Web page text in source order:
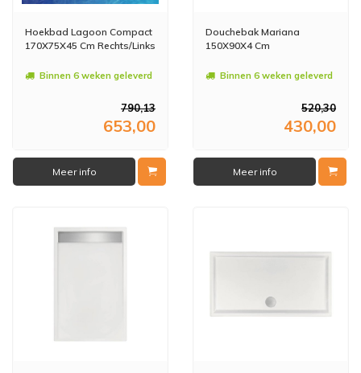
Hoekbad Lagoon Compact
170X75X45 Cm Rechts/Links
Binnen 6 weken geleverd
790,13
653,00
Meer info
Douchebak Mariana
150X90X4 Cm
Binnen 6 weken geleverd
520,30
430,00
Meer info